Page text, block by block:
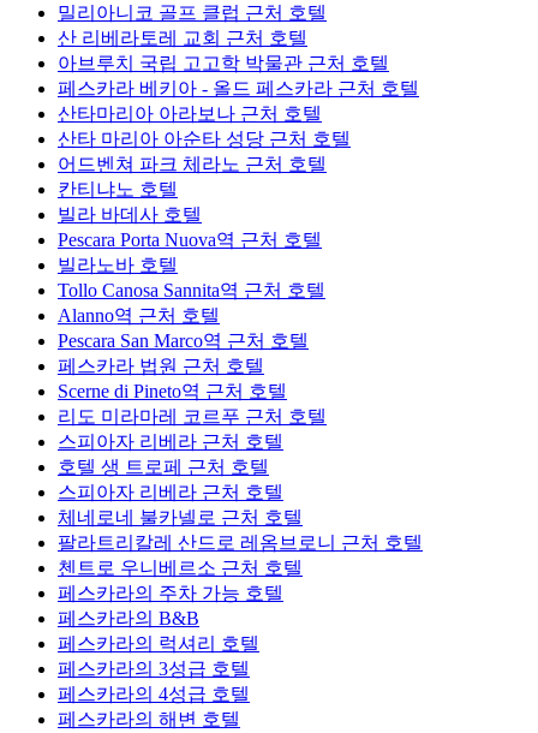
밀리아니코 골프 클럽 근처 호텔
산 리베라토레 교회 근처 호텔
아브루치 국립 고고학 박물관 근처 호텔
페스카라 베키아 - 올드 페스카라 근처 호텔
산타마리아 아라보나 근처 호텔
산타 마리아 아순타 성당 근처 호텔
어드벤쳐 파크 체라노 근처 호텔
칸티냐노 호텔
빌라 바데사 호텔
Pescara Porta Nuova역 근처 호텔
빌라노바 호텔
Tollo Canosa Sannita역 근처 호텔
Alanno역 근처 호텔
Pescara San Marco역 근처 호텔
페스카라 법원 근처 호텔
Scerne di Pineto역 근처 호텔
리도 미라마레 코르푸 근처 호텔
스피아자 리베라 근처 호텔
호텔 생 트로페 근처 호텔
스피아자 리베라 근처 호텔
체네로네 불카넬로 근처 호텔
팔라트리칼레 산드로 레옴브로니 근처 호텔
첸트로 우니베르소 근처 호텔
페스카라의 주차 가능 호텔
페스카라의 B&B
페스카라의 럭셔리 호텔
페스카라의 3성급 호텔
페스카라의 4성급 호텔
페스카라의 해변 호텔